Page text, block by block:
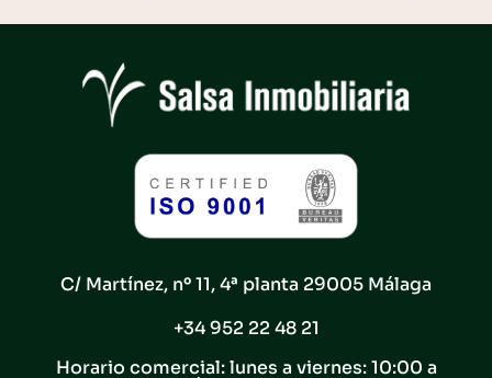
C/ Martínez, nº 11, 4ª planta 29005 Málaga
+34 952 22 48 21
Horario comercial: lunes a viernes: 10:00 a